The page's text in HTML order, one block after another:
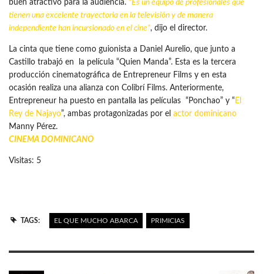
buen atractivo para la audiencia. “Es un equipo de profesionales que
tienen una excelente trayectoria en la televisión y de manera
independiente han incursionado en el cine”, dijo el director.
La cinta que tiene como guionista a Daniel Aurelio, que junto a
Castillo trabajó en la película “Quien Manda”. Esta es la tercera
producción cinematográfica de Entrepreneur Films y en esta
ocasión realiza una alianza con Colibrí Films. Anteriormente,
Entrepreneur ha puesto en pantalla las películas “Ponchao” y “ El
Rey de Najayo”, ambas protagonizadas por el actor dominicano
Manny Pérez.
CINEMA DOMINICANO
Visitas: 5
TAGS: EL QUE MUCHO ABARCA PRIMICIAS